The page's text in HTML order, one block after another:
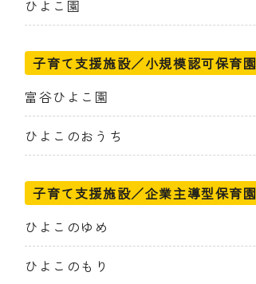
ひよこ園
子育て支援施設／小規模認可保育園
富谷ひよこ園
ひよこのおうち
子育て支援施設／企業主導型保育園
ひよこのゆめ
ひよこのもり